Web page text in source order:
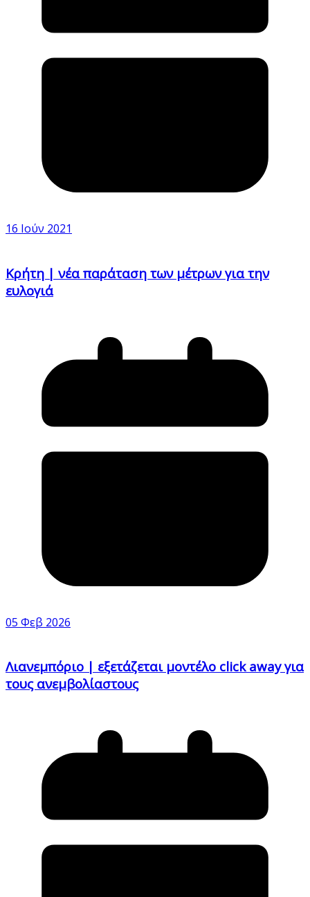
16 Ιούν 2021
Κρήτη | νέα παράταση των μέτρων για την
ευλογιά
05 Φεβ 2026
Λιανεμπόριο | εξετάζεται μοντέλο click away για
τους ανεμβολίαστους